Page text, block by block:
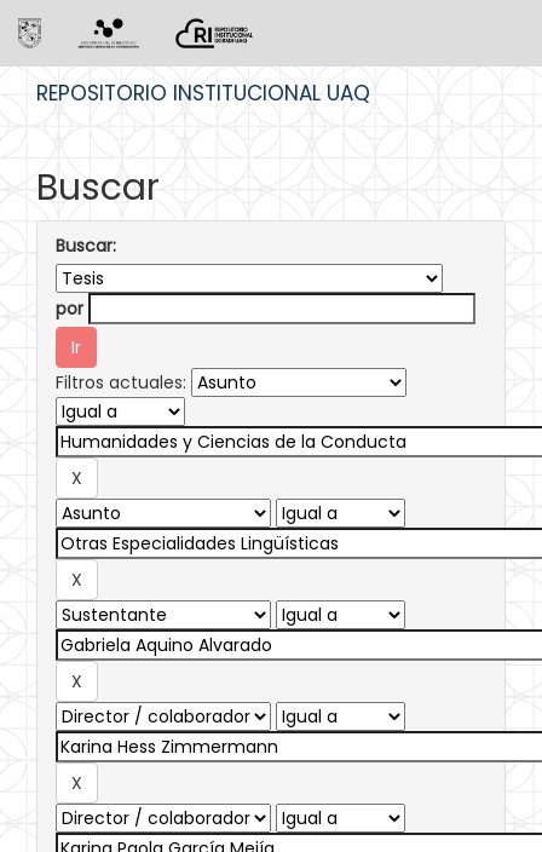
REPOSITORIO INSTITUCIONAL UAQ
Buscar
Buscar:
por
Filtros actuales: